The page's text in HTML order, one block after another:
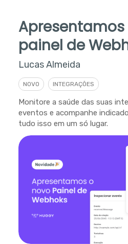
painel de
Lucas Almeida
NOVO INTEGRAÇÕES
Monitore a saúde das suas
eventos e acompanhe
tudo isso em um só lugar.